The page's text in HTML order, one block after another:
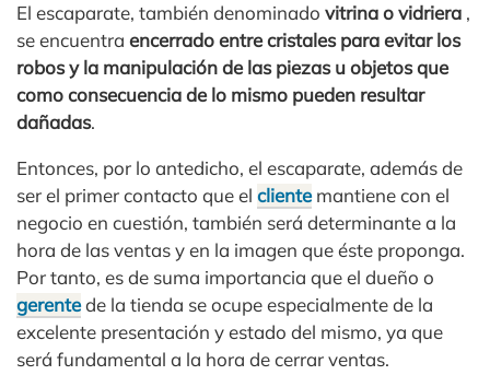
El escaparate, también denominado vitrina o vidriera ,
se encuentra encerrado entre cristales para evitar los
robos y la manipulación de las piezas u objetos que
como consecuencia de lo mismo pueden resultar
dañadas.
Entonces, por lo antedicho, el escaparate, además de
ser el primer contacto que el clientemantiene con el
negocio en cuestión, también será determinante a la
hora de las ventas y en la imagen que éste proponga.
Por tanto, es de suma importancia que el dueño o
gerentede la tienda se ocupe especialmente de la
excelente presentación y estado del mismo, ya que
será fundamental a la hora de cerrar ventas.